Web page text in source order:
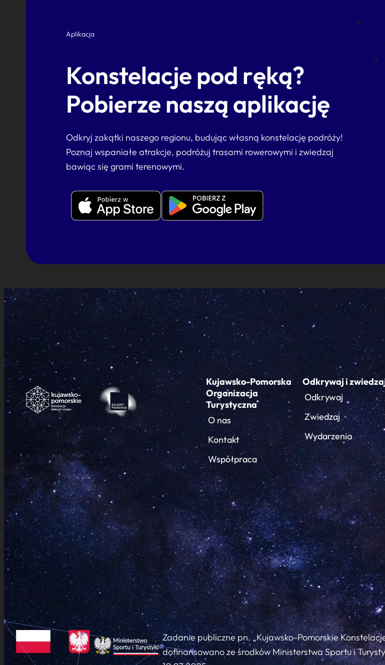
Aplikacja
Konstelacje pod ręką?
Pobierze naszą aplikację
Odkryj zakątki naszego regionu, budując własną konstelację podróży!
Poznaj wspaniałe atrakcje, podróżuj trasami rowerowymi i zwiedzaj
bawiąc się grami terenowymi.
Kujawsko-Pomorska
Organizacja
Turystyczna
O nas
Kontakt
Współpraca
Odkrywaj i
Odkrywaj
Zwiedzaj
Wydarzenia
Zadanie publiczne pn. „Kujawsko-Pomorskie
dofinansowano ze środków Ministerstwa Sportu i